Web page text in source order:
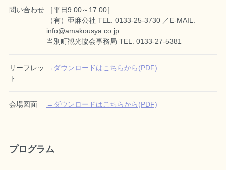
問い合わせ
［平日9:00～17:00］
（有）亜麻公社 TEL. 0133-25-3730 ／E-MAIL.
info@amakousya.co.jp
当別町観光協会事務局 TEL. 0133-27-5381
リーフレッ
ト
→ダウンロードはこちらから(PDF)
会場図面 →ダウンロードはこちらから(PDF)
プログラム